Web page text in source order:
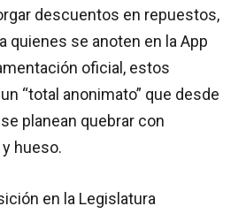
descuentos en repuestos,
quienes se anoten en la App
oficial, estos
“total anonimato” que desde
planean quebrar con
hueso.
en la Legislatura